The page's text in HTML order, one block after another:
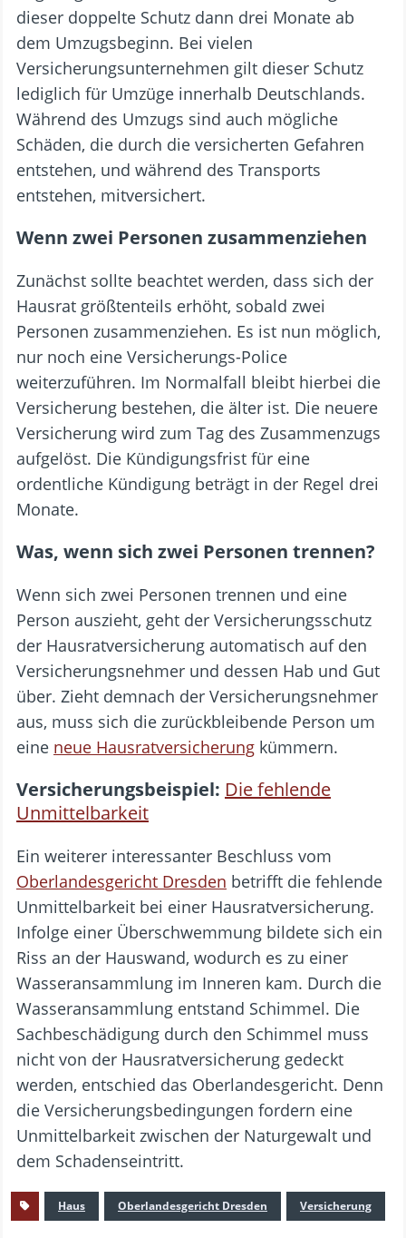
dieser doppelte Schutz dann drei Monate ab
dem Umzugsbeginn. Bei vielen
Versicherungsunternehmen gilt dieser Schutz
lediglich für Umzüge innerhalb Deutschlands.
Während des Umzugs sind auch mögliche
Schäden, die durch die versicherten Gefahren
entstehen, und während des Transports
entstehen, mitversichert.
Wenn zwei Personen zusammenziehen
Zunächst sollte beachtet werden, dass sich der
Hausrat größtenteils erhöht, sobald zwei
Personen zusammenziehen. Es ist nun möglich,
nur noch eine Versicherungs-Police
weiterzuführen. Im Normalfall bleibt hierbei die
Versicherung bestehen, die älter ist. Die neuere
Versicherung wird zum Tag des Zusammenzugs
aufgelöst. Die Kündigungsfrist für eine
ordentliche Kündigung beträgt in der Regel drei
Monate.
Was, wenn sich zwei Personen trennen?
Wenn sich zwei Personen trennen und eine
Person auszieht, geht der Versicherungsschutz
der Hausratversicherung automatisch auf den
Versicherungsnehmer und dessen Hab und Gut
über. Zieht demnach der Versicherungsnehmer
aus, muss sich die zurückbleibende Person um
eine neue Hausratversicherung kümmern.
Versicherungsbeispiel: Die fehlende
Unmittelbarkeit
Ein weiterer interessanter Beschluss vom
Oberlandesgericht Dresden betrifft die fehlende
Unmittelbarkeit bei einer Hausratversicherung.
Infolge einer Überschwemmung bildete sich ein
Riss an der Hauswand, wodurch es zu einer
Wasseransammlung im Inneren kam. Durch die
Wasseransammlung entstand Schimmel. Die
Sachbeschädigung durch den Schimmel muss
nicht von der Hausratversicherung gedeckt
werden, entschied das Oberlandesgericht. Denn
die Versicherungsbedingungen fordern eine
Unmittelbarkeit zwischen der Naturgewalt und
dem Schadenseintritt.
Haus Oberlandesgericht Dresden Versicherung